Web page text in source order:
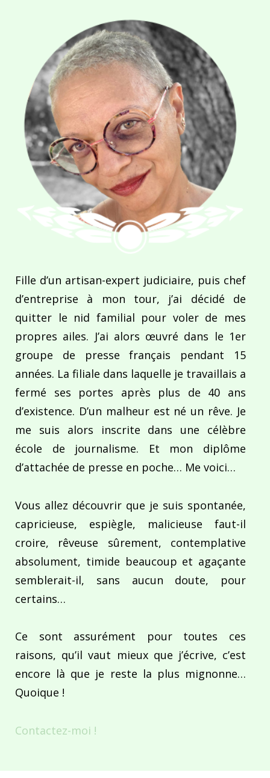
Fille d’un artisan-expert judiciaire, puis chef
d’entreprise à mon tour, j’ai décidé de
quitter le nid familial pour voler de mes
propres ailes. J’ai alors œuvré dans le 1er
groupe de presse français pendant 15
années. La filiale dans laquelle je travaillais a
fermé ses portes après plus de 40 ans
d’existence. D’un malheur est né un rêve. Je
me suis alors inscrite dans une célèbre
école de journalisme. Et mon diplôme
d’attachée de presse en poche… Me voici…
Vous allez découvrir que je suis spontanée,
capricieuse, espiègle, malicieuse faut-il
croire, rêveuse sûrement, contemplative
absolument, timide beaucoup et agaçante
semblerait-il, sans aucun doute, pour
certains…
Ce sont assurément pour toutes ces
raisons, qu’il vaut mieux que j’écrive, c’est
encore là que je reste la plus mignonne…
Quoique !
Contactez-moi !